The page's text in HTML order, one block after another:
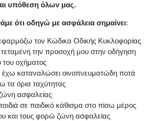
υπόθεση όλων μας.
ότι οδηγώ με ασφάλεια σημαίνει:
τον Κώδικα Οδικής Κυκλοφορίας
την προσοχή μου στην οδήγηση
του οχήματος
καταναλώσει οινοπνευματώδη ποτά
τα όρια ταχύτητας
ασφαλείας
σε παιδικό κάθισμα στο πίσω μέρος
και τους φορώ ζώνη ασφαλείας